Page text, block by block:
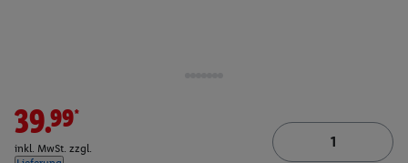
39.99*
inkl. MwSt. zzgl.